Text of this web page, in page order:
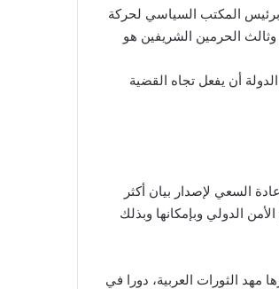
الجمهورية، قيس سعيّد، في اتصال هاتفي جمعه أمس الثلاثاء 11 ماي 2021، برئيس المكتب السياسي لحركة
الحرمين الشريفين هو
أن يفعل تجاه القضية
السعي لإصدار بيان أكثر
الدولي وبإمكانها وبذلك
مهد الثورات العربية، دورا في